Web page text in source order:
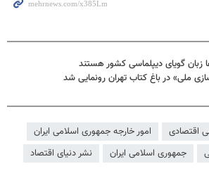
زبان گویای دیپلماسی کشور هستند
ملی» در باغ کتاب تهران رونمایی شد
اقتصادی
امور خارجه جمهوری اسلامی ایران
جمهوری اسلامی ایران نشر دنیای اقتصاد